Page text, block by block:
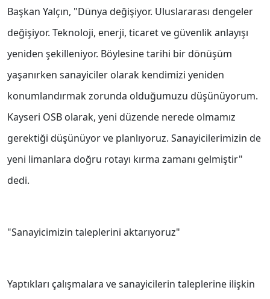
Başkan Yalçın, "Dünya değişiyor. Uluslararası dengeler
değişiyor. Teknoloji, enerji, ticaret ve güvenlik anlayışı
yeniden şekilleniyor. Böylesine tarihi bir dönüşüm
yaşanırken sanayiciler olarak kendimizi yeniden
konumlandırmak zorunda olduğumuzu düşünüyorum.
Kayseri OSB olarak, yeni düzende nerede olmamız
gerektiği düşünüyor ve planlıyoruz. Sanayicilerimizin de
yeni limanlara doğru rotayı kırma zamanı gelmiştir"
dedi.
"Sanayicimizin taleplerini aktarıyoruz"
Yaptıkları çalışmalara ve sanayicilerin taleplerine ilişkin